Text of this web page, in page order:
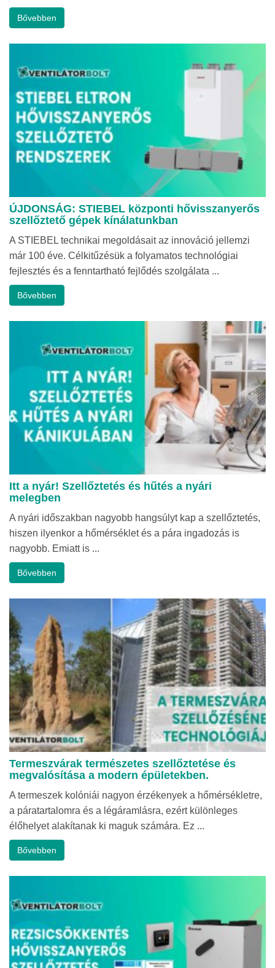
Bővebben
ÚJDONSÁG: STIEBEL központi hővisszanyerős
szellőztető gépek kínálatunkban
A STIEBEL technikai megoldásait az innováció jellemzi
már 100 éve. Célkitűzésük a folyamatos technológiai
fejlesztés és a fenntartható fejlődés szolgálata ...
Bővebben
Itt a nyár! Szellőztetés és hűtés a nyári
melegben
A nyári időszakban nagyobb hangsúlyt kap a szellőztetés,
hiszen ilyenkor a hőmérséklet és a pára ingadozás is
nagyobb. Emiatt is ...
Bővebben
Termeszvárak természetes szellőztetése és
megvalósítása a modern épületekben.
A termeszek kolóniái nagyon érzékenyek a hőmérsékletre,
a páratartalomra és a légáramlásra, ezért különleges
élőhelyet alakítanak ki maguk számára. Ez ...
Bővebben